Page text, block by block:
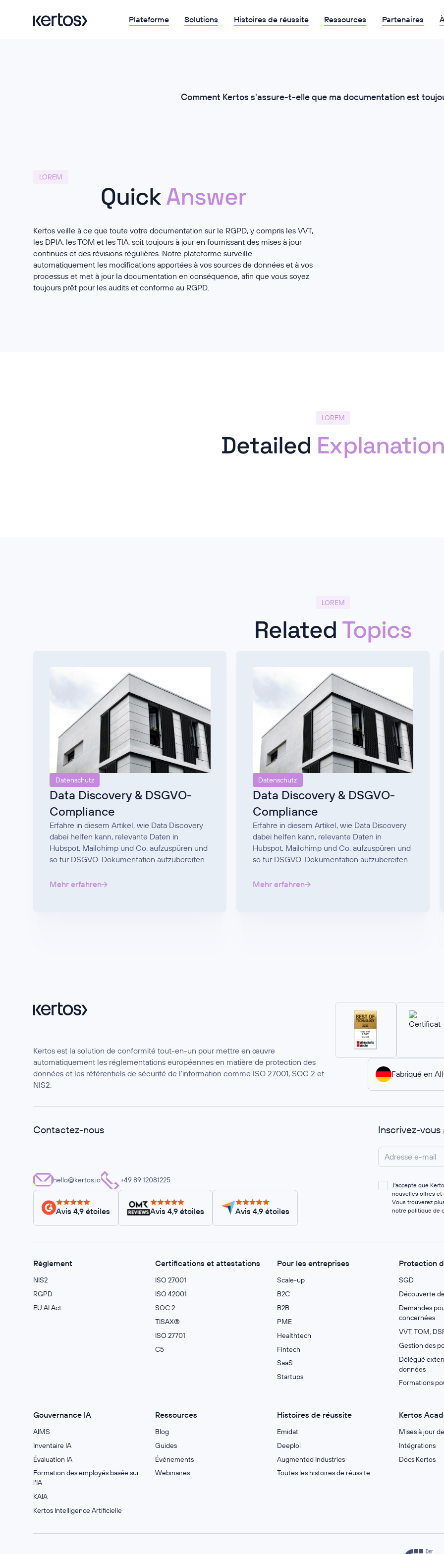
Plateforme Solutions Histoires de réussite Ressources Partenaires
Comment Kertos s'assure-t-elle que ma documentation est
LOREM
QuickAnswer
Kertos veille à ce que toute votre documentation sur le RGPD, y compris les VVT,
les DPIA, les TOM et les TIA, soit toujours à jour en fournissant des mises à jour
continues et des révisions régulières. Notre plateforme surveille
automatiquement les modifications apportées à vos sources de données et à vos
processus et met à jour la documentation en conséquence, afin que vous soyez
toujours prêt pour les audits et conforme au RGPD.
LOREM
Detailed
LOREM
Related Topics
Datenschutz
Data Discovery & DSGVO-
Compliance
Erfahre in diesem Artikel, wie Data Discovery
dabei helfen kann, relevante Daten in
Hubspot, Mailchimp und Co. aufzuspüren und
so für DSGVO-Dokumentation aufzubereiten.
Mehr erfahren
Datenschutz
Data Discovery & DSGVO-
Compliance
Erfahre in diesem Artikel, wie Data Discovery
dabei helfen kann, relevante Daten in
Hubspot, Mailchimp und Co. aufzuspüren und
so für DSGVO-Dokumentation aufzubereiten.
Mehr erfahren
Kertos est la solution de conformité tout-en-un pour mettre en œuvre
automatiquement les réglementations européennes en matière de protection des
données et les référentiels de sécurité de l’information comme ISO 27001, SOC 2 et
NIS2.
Fabriqué en
Contactez-nous
hello@kertos.io +49 89 12081225
Avis 4,9 étoiles Avis 4,9 étoiles Avis 4,9 étoiles
Inscrivez-
J'accepte que
nouvelles offres et
Vous trouverez
notre politique de
Règlement
NIS2
RGPD
EU AI Act
Certifications et attestations
ISO 27001
ISO 42001
SOC 2
TISAX®
ISO 27701
C5
Pour les entreprises
Scale-up
B2C
B2B
PME
Healthtech
Fintech
SaaS
Startups
Protection
SGD
Découverte
Demandes
concernées
VVT, TOM,
Gestion des
Délégué
données
Formations
Gouvernance IA
AIMS
Inventaire IA
Évaluation IA
Formation des employés basée sur
l'IA
KAIA
Kertos Intelligence Artificielle
Ressources
Blog
Guides
Événements
Webinaires
Histoires de réussite
Emidat
Deeploi
Augmented Industries
Toutes les histoires de réussite
Kertos
Mises à jour
Intégrations
Docs Kertos